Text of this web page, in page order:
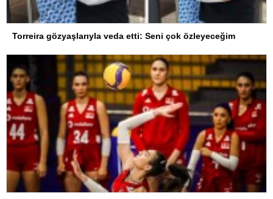
Torreira gözyaşlarıyla veda etti: Seni çok özleyeceğim